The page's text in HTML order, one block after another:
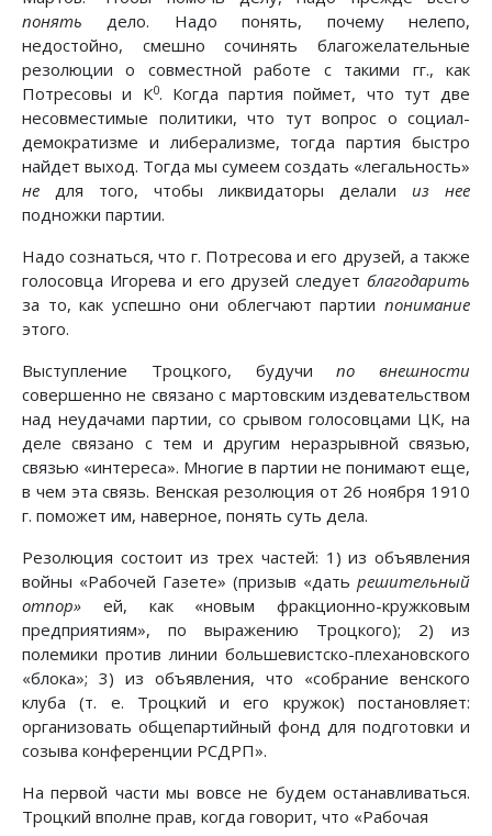
понять дело. Надо понять, почему нелепо,
недостойно, смешно сочинять благожелательные
резолюции о совместной работе с такими гг., как
Потресовы и К0. Когда партия поймет, что тут две
несовместимые политики, что тут вопрос о социал-
демократизме и либерализме, тогда партия быстро
найдет выход. Тогда мы сумеем создать «легальность»
не для того, чтобы ликвидаторы делали из нее
подножки партии.
Надо сознаться, что г. Потресова и его друзей, а также
голосовца Игорева и его друзей следует благодарить
за то, как успешно они облегчают партии понимание
этого.
Выступление Троцкого, будучи по внешности
совершенно не связано с мартовским издевательством
над неудачами партии, со срывом голосовцами ЦК, на
деле связано с тем и другим неразрывной связью,
связью «интереса». Многие в партии не понимают еще,
в чем эта связь. Венская резолюция от 26 ноября 1910
г. поможет им, наверное, понять суть дела.
Резолюция состоит из трех частей: 1) из объявления
войны «Рабочей Газете» (призыв «дать решительный
отпор» ей, как «новым фракционно-кружковым
предприятиям», по выражению Троцкого); 2) из
полемики против линии большевистско-плехановского
«блока»; 3) из объявления, что «собрание венского
клуба (т. е. Троцкий и его кружок) постановляет:
организовать общепартийный фонд для подготовки и
созыва конференции РСДРП».
На первой части мы вовсе не будем останавливаться.
Троцкий вполне прав, когда говорит, что «Рабочая